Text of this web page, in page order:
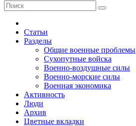
Статьи
Разделы
Общие военные проблемы
Сухопутные войска
Военно-воздушные силы
Военно-морские силы
Военная экономика
Активность
Люди
Архив
Цветные вкладки